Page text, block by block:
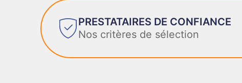
PRESTATAIRES DE CONFIANCE
Nos critères de sélection